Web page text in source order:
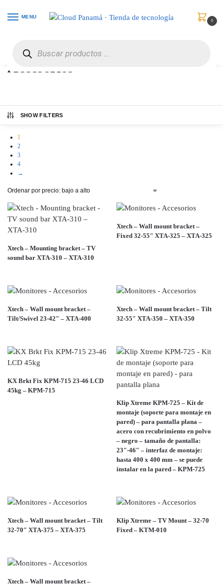
MENU
0
Accesorios
SHOW FILTERS
1
2
3
4
→
Xtech – Mounting bracket – TV
sound bar XTA-310 – XTA-310
Xtech – Wall mount bracket –
Fixed 32-55″ XTA-325 – XTA-325
Xtech – Wall mount bracket –
Tilt/Swivel 23-42″ – XTA-400
Xtech – Wall mount bracket – Tilt
32-55″ XTA-350 – XTA-350
KX Brkt Fix KPM-715 23-46 LCD
45kg – KPM-715
Klip Xtreme KPM-725 – Kit de
montaje (soporte para montaje en
pared) – para pantalla plana –
acero con recubrimiento en polvo
– negro – tamaño de pantalla:
23″-46″ – interfaz de montaje:
hasta 400 x 400 mm – se puede
instalar en la pared – KPM-725
Xtech – Wall mount bracket – Tilt
32-70″ XTA-375 – XTA-375
Klip Xtreme – TV Mount – 32-70
Fixed – KTM-010
Xtech – Wall mount bracket –